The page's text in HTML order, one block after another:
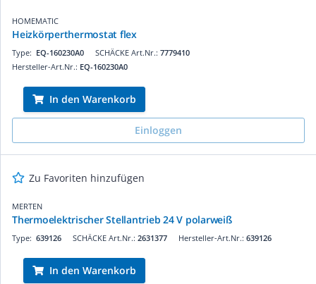
HOMEMATIC
Heizkörperthermostat flex
SCHÄCKE Art.Nr.: 7779410
Type: EQ-160230A0
Hersteller-Art.Nr.: EQ-160230A0
In den Warenkorb
Einloggen
Zu Favoriten hinzufügen
MERTEN
Thermoelektrischer Stellantrieb 24 V polarweiß
SCHÄCKE Art.Nr.: 2631377
Type: 639126 Hersteller-Art.Nr.: 639126
In den Warenkorb